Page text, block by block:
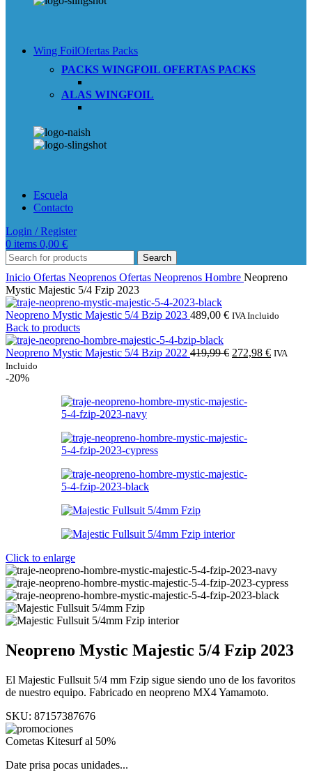
Wing FoilOfertas Packs
PACKS WINGFOIL OFERTAS PACKS
ALAS WINGFOIL
Escuela
Contacto
Login / Register
0 items 0,00 €
Search
Inicio Ofertas Neoprenos Ofertas Neoprenos Hombre Neopreno
Mystic Majestic 5/4 Fzip 2023
Neopreno Mystic Majestic 5/4 Bzip 2023 489,00 € IVA Incluido
Back to products
Neopreno Mystic Majestic 5/4 Bzip 2022 419,99€ El
419,99 €.
272,98 €ElIVA
Incluido
-20%
Click to enlarge
Neopreno Mystic Majestic 5/4 Fzip 2023
El Majestic Fullsuit 5/4 mm Fzip sigue siendo uno de los favoritos
de nuestro equipo. Fabricado en neopreno MX4 Yamamoto.
SKU: 87157387676
Cometas Kitesurf al 50%
Date prisa pocas unidades...